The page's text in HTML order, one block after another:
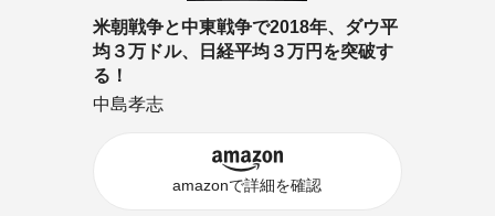
米朝戦争と中東戦争で2018年、ダウ平
均３万ドル、日経平均３万円を突破す
る！
中島孝志
amazonで詳細を確認